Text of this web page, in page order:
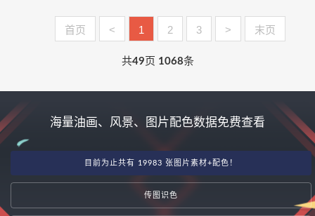
首页 < 1 2 3 > 末页
共49 页 1068条
海量油画、风景、图片配色数据免费查看
目前为止共有 19983 张图片素材+配色！
传图识色